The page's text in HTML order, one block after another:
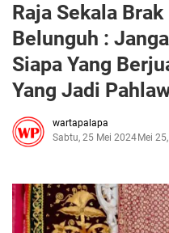
Raja Sekala
Belunguh :
Siapa Yang
Yang Jadi
wartapalapa
Sabtu, 25 Mei 2024 Mei